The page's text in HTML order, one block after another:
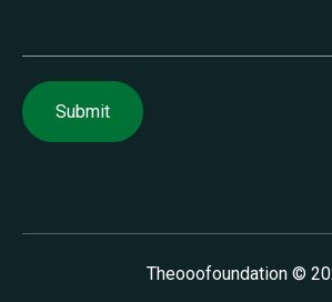
Theooofoundation ©